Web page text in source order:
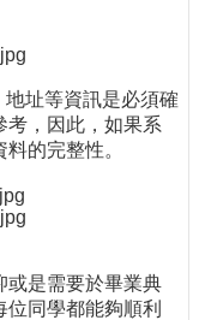
址等資訊是必須確
考，因此，如果系
的完整性。
或是需要於畢業典
同學都能夠順利